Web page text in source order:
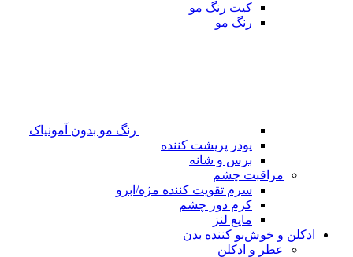
کیت رنگ مو
رنگ مو
رنگ مو بدون آمونیاک
پودر پرپشت کننده
برس و شانه
مراقبت چشم
سرم تقویت کننده مژه/ابرو
کرم دور چشم
مایع لنز
ادکلن و خوش‌بو کننده بدن
عطر و ادکلن